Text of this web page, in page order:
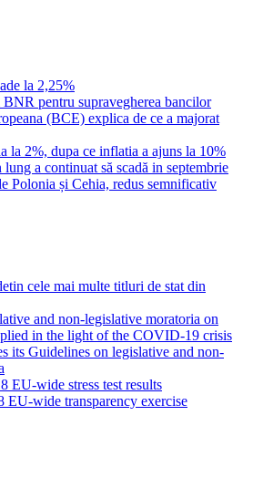
la 2,25%
pentru supravegherea bancilor
(BCE) explica de ce a majorat
la 2%, dupa ce inflatia a ajuns la 10%
a continuat să scadă in septembrie
Polonia și Cehia, redus semnificativ
cele mai multe titluri de stat din
and non-legislative moratoria on
in the light of the COVID-19 crisis
its Guidelines on legislative and non-
EU-wide stress test results
EU-wide transparency exercise